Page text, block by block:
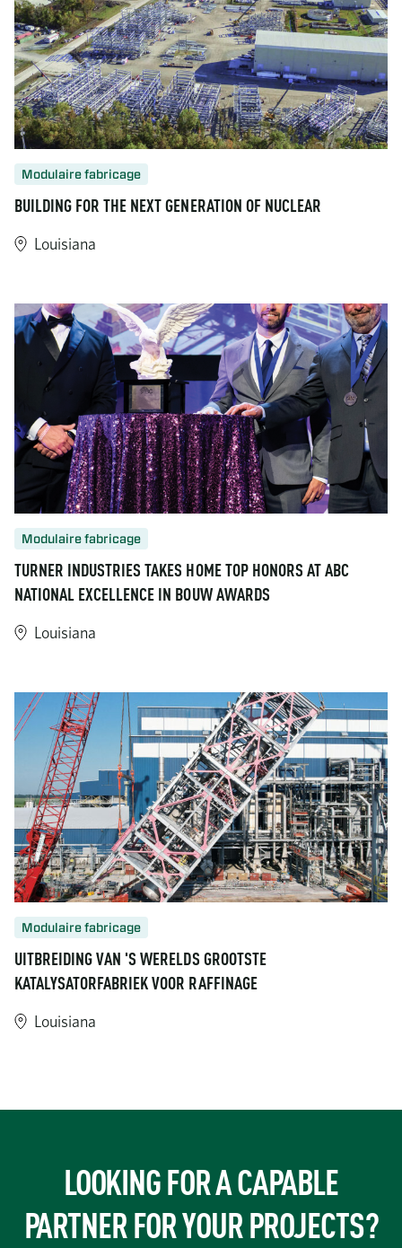
Modulaire fabricage
BUILDING FOR THE NEXT GENERATION OF NUCLEAR
Louisiana
Modulaire fabricage
TURNER INDUSTRIES TAKES HOME TOP HONORS AT ABC
NATIONAL EXCELLENCE IN BOUW AWARDS
Louisiana
Modulaire fabricage
UITBREIDING VAN 'S WERELDS GROOTSTE
KATALYSATORFABRIEK VOOR RAFFINAGE
Louisiana
LOOKING FOR A CAPABLE
PARTNER FOR YOUR PROJECTS?